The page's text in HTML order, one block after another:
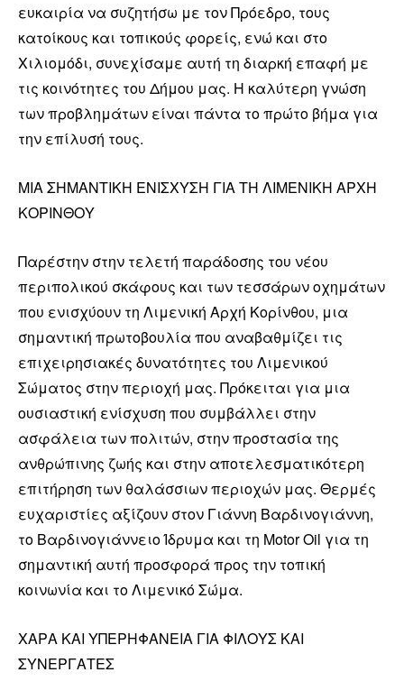
ευκαιρία να συζητήσω με τον Πρόεδρο, τους
κατοίκους και τοπικούς φορείς, ενώ και στο
Χιλιομόδι, συνεχίσαμε αυτή τη διαρκή επαφή με
τις κοινότητες του Δήμου μας. Η καλύτερη γνώση
των προβλημάτων είναι πάντα το πρώτο βήμα για
την επίλυσή τους.
ΜΙΑ ΣΗΜΑΝΤΙΚΗ ΕΝΙΣΧΥΣΗ ΓΙΑ ΤΗ ΛΙΜΕΝΙΚΗ ΑΡΧΗ
ΚΟΡΙΝΘΟΥ
Παρέστην στην τελετή παράδοσης του νέου
περιπολικού σκάφους και των τεσσάρων οχημάτων
που ενισχύουν τη Λιμενική Αρχή Κορίνθου, μια
σημαντική πρωτοβουλία που αναβαθμίζει τις
επιχειρησιακές δυνατότητες του Λιμενικού
Σώματος στην περιοχή μας. Πρόκειται για μια
ουσιαστική ενίσχυση που συμβάλλει στην
ασφάλεια των πολιτών, στην προστασία της
ανθρώπινης ζωής και στην αποτελεσματικότερη
επιτήρηση των θαλάσσιων περιοχών μας. Θερμές
ευχαριστίες αξίζουν στον Γιάννη Βαρδινογιάννη,
το Βαρδινογιάννειο Ίδρυμα και τη Motor Oil για τη
σημαντική αυτή προσφορά προς την τοπική
κοινωνία και το Λιμενικό Σώμα.
ΧΑΡΑ ΚΑΙ ΥΠΕΡΗΦΑΝΕΙΑ ΓΙΑ ΦΙΛΟΥΣ ΚΑΙ
ΣΥΝΕΡΓΑΤΕΣ